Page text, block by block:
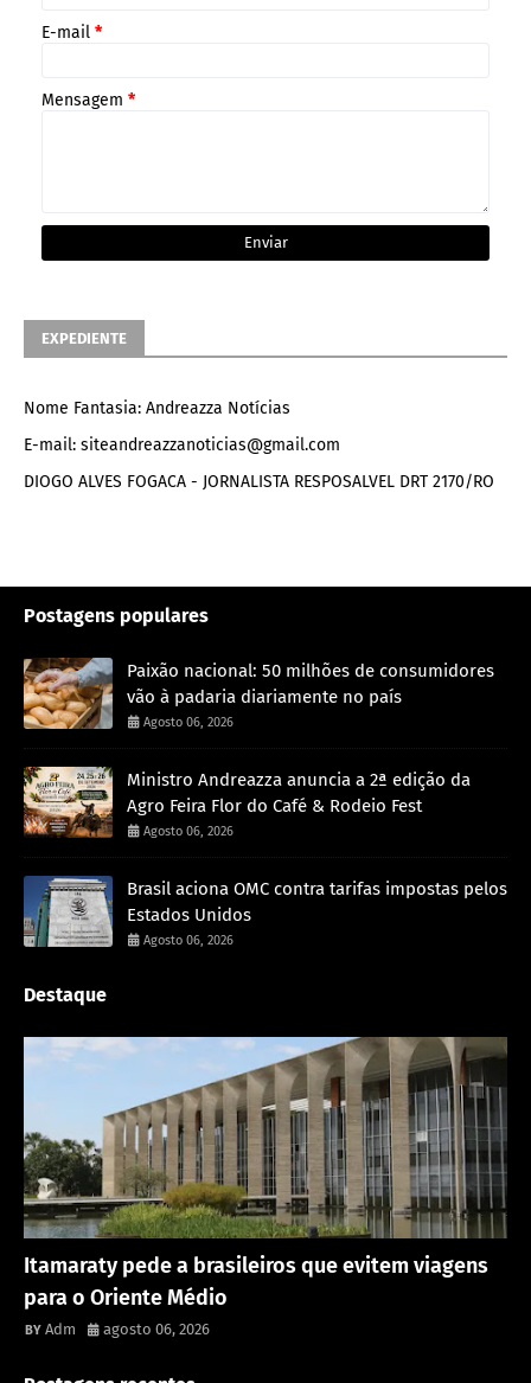
E-mail *
Mensagem *
EXPEDIENTE
Nome Fantasia: Andreazza Notícias
E-mail: siteandreazzanoticias@gmail.com
DIOGO ALVES FOGACA - JORNALISTA RESPOSALVEL DRT 2170/RO
Postagens populares
Paixão nacional: 50 milhões de consumidores
vão à padaria diariamente no país
Agosto 06, 2026
Ministro Andreazza anuncia a 2ª edição da
Agro Feira Flor do Café & Rodeio Fest
Agosto 06, 2026
Brasil aciona OMC contra tarifas impostas pelos
Estados Unidos
Agosto 06, 2026
Destaque
Itamaraty pede a brasileiros que evitem viagens
para o Oriente Médio
Adm agosto 06, 2026